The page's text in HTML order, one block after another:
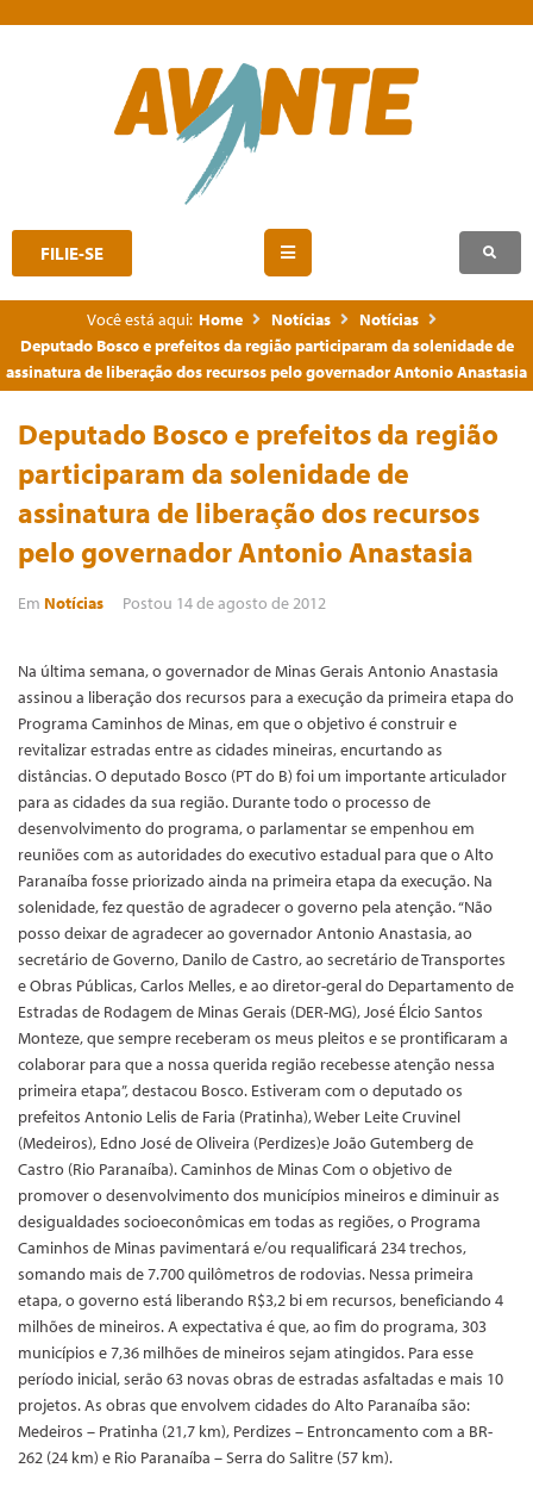
FILIE-SE
Você está aqui: Home Notícias
Notícias
Deputado Bosco e prefeitos da região participaram da solenidade de
assinatura de liberação dos recursos pelo governador Antonio Anastasia
Deputado Bosco e prefeitos da região
participaram da solenidade de
assinatura de liberação dos recursos
pelo governador Antonio Anastasia
Em Notícias Postou 14 de agosto de 2012
Na última semana, o governador de Minas Gerais Antonio Anastasia
assinou a liberação dos recursos para a execução da primeira etapa do
Programa Caminhos de Minas, em que o objetivo é construir e
revitalizar estradas entre as cidades mineiras, encurtando as
distâncias. O deputado Bosco (PT do B) foi um importante articulador
para as cidades da sua região. Durante todo o processo de
desenvolvimento do programa, o parlamentar se empenhou em
reuniões com as autoridades do executivo estadual para que o Alto
Paranaíba fosse priorizado ainda na primeira etapa da execução. Na
solenidade, fez questão de agradecer o governo pela atenção. “Não
posso deixar de agradecer ao governador Antonio Anastasia, ao
secretário de Governo, Danilo de Castro, ao secretário de Transportes
e Obras Públicas, Carlos Melles, e ao diretor-geral do Departamento de
Estradas de Rodagem de Minas Gerais (DER-MG), José Élcio Santos
Monteze, que sempre receberam os meus pleitos e se prontificaram a
colaborar para que a nossa querida região recebesse atenção nessa
primeira etapa”, destacou Bosco. Estiveram com o deputado os
prefeitos Antonio Lelis de Faria (Pratinha), Weber Leite Cruvinel
(Medeiros), Edno José de Oliveira (Perdizes)e João Gutemberg de
Castro (Rio Paranaíba). Caminhos de Minas Com o objetivo de
promover o desenvolvimento dos municípios mineiros e diminuir as
desigualdades socioeconômicas em todas as regiões, o Programa
Caminhos de Minas pavimentará e/ou requalificará 234 trechos,
somando mais de 7.700 quilômetros de rodovias. Nessa primeira
etapa, o governo está liberando R$3,2 bi em recursos, beneficiando 4
milhões de mineiros. A expectativa é que, ao fim do programa, 303
municípios e 7,36 milhões de mineiros sejam atingidos. Para esse
período inicial, serão 63 novas obras de estradas asfaltadas e mais 10
projetos. As obras que envolvem cidades do Alto Paranaíba são:
Medeiros – Pratinha (21,7 km), Perdizes – Entroncamento com a BR-
262 (24 km) e Rio Paranaíba – Serra do Salitre (57 km).